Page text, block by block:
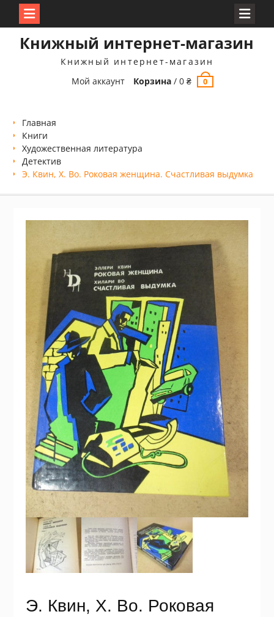
Книжный интернет-магазин
Книжный интернет-магазин
Мой аккаунт
Корзина /0₴ 0
Главная
Книги
Xудожественная литература
Детектив
Э. Квин, Х. Во. Роковая женщина. Счастливая выдумка
Э. Квин, Х. Во. Роковая